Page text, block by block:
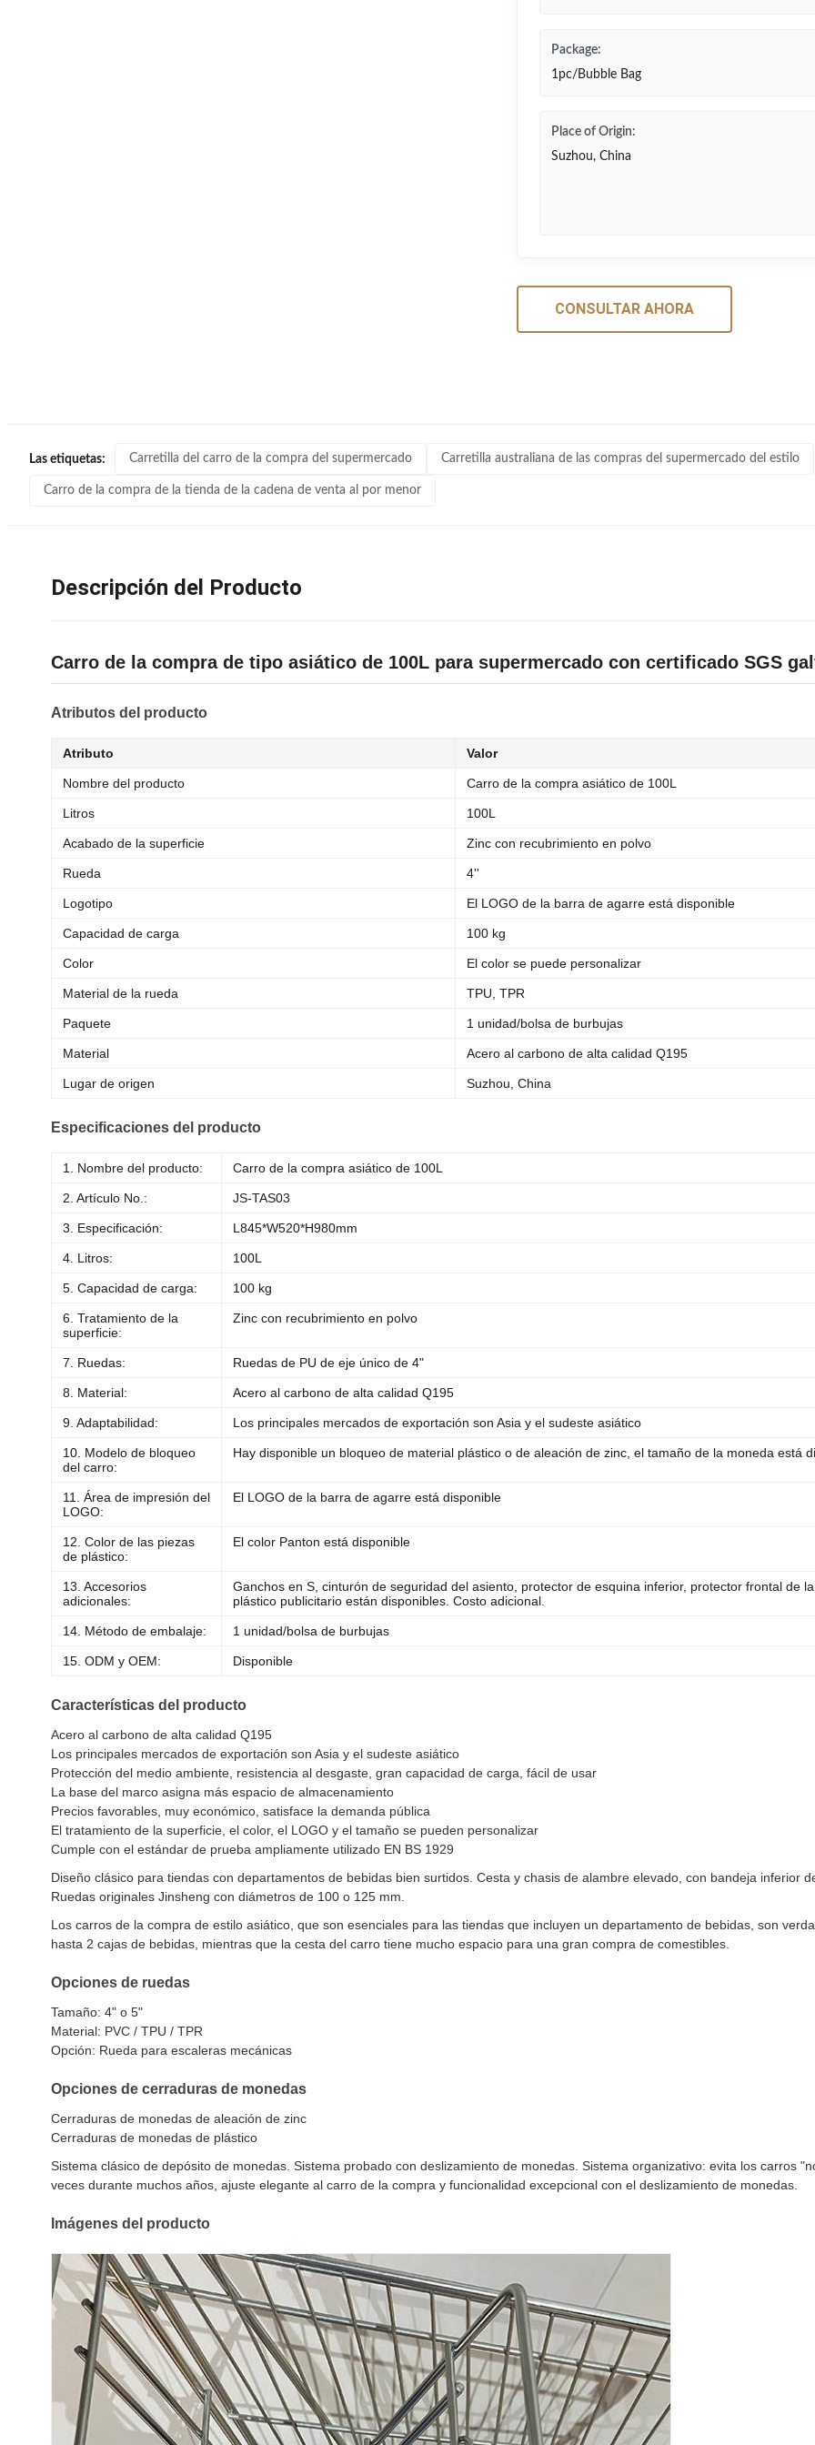
Package:
1pc/Bubble Bag
Place of Origin:
Suzhou, China
CONSULTAR AHORA
Las etiquetas: Carretilla del carro de la compra del supermercado Carretilla australiana de las compras del supermercado del estilo
Carro de la compra de la tienda de la cadena de venta al por menor
Descripción del Producto
Carro de la compra de tipo asiático de 100L para supermercado con certificado SGS
Atributos del producto
Atributo Valor
Nombre del producto Carro de la compra asiático de 100L
Litros 100L
Acabado de la superficie Zinc con recubrimiento en polvo
Rueda 4''
Logotipo El LOGO de la barra de agarre está disponible
Capacidad de carga 100 kg
Color El color se puede personalizar
Material de la rueda TPU, TPR
Paquete 1 unidad/bolsa de burbujas
Material Acero al carbono de alta calidad Q195
Lugar de origen Suzhou, China
Especificaciones del producto
1. Nombre del producto: Carro de la compra asiático de 100L
2. Artículo No.: JS-TAS03
3. Especificación: L845*W520*H980mm
4. Litros: 100L
5. Capacidad de carga: 100 kg
6. Tratamiento de la
superficie:
Zinc con recubrimiento en polvo
7. Ruedas: Ruedas de PU de eje único de 4"
8. Material: Acero al carbono de alta calidad Q195
9. Adaptabilidad: Los principales mercados de exportación son Asia y el sudeste asiático
10. Modelo de bloqueo
del carro:
Hay disponible un bloqueo de material plástico o de aleación de zinc, el tamaño de la moneda está
11. Área de impresión del
LOGO:
El LOGO de la barra de agarre está disponible
12. Color de las piezas
de plástico:
El color Panton está disponible
13. Accesorios
adicionales:
Ganchos en S, cinturón de seguridad del asiento, protector de esquina inferior, protector frontal de
plástico publicitario están disponibles. Costo adicional.
14. Método de embalaje: 1 unidad/bolsa de burbujas
15. ODM y OEM: Disponible
Características del producto
Acero al carbono de alta calidad Q195
Los principales mercados de exportación son Asia y el sudeste asiático
Protección del medio ambiente, resistencia al desgaste, gran capacidad de carga, fácil de usar
La base del marco asigna más espacio de almacenamiento
Precios favorables, muy económico, satisface la demanda pública
El tratamiento de la superficie, el color, el LOGO y el tamaño se pueden personalizar
Cumple con el estándar de prueba ampliamente utilizado EN BS 1929
Diseño clásico para tiendas con departamentos de bebidas bien surtidos. Cesta y chasis de alambre elevado, con bandeja inferior
Ruedas originales Jinsheng con diámetros de 100 o 125 mm.
Los carros de la compra de estilo asiático, que son esenciales para las tiendas que incluyen un departamento de bebidas, son
hasta 2 cajas de bebidas, mientras que la cesta del carro tiene mucho espacio para una gran compra de comestibles.
Opciones de ruedas
Tamaño: 4" o 5"
Material: PVC / TPU / TPR
Opción: Rueda para escaleras mecánicas
Opciones de cerraduras de monedas
Cerraduras de monedas de aleación de zinc
Cerraduras de monedas de plástico
Sistema clásico de depósito de monedas. Sistema probado con deslizamiento de monedas. Sistema organizativo: evita los carros
veces durante muchos años, ajuste elegante al carro de la compra y funcionalidad excepcional con el deslizamiento de monedas.
Imágenes del producto